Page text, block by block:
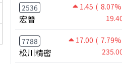
2536 1.45 (
宏普
7788 17.00 (
松川精密